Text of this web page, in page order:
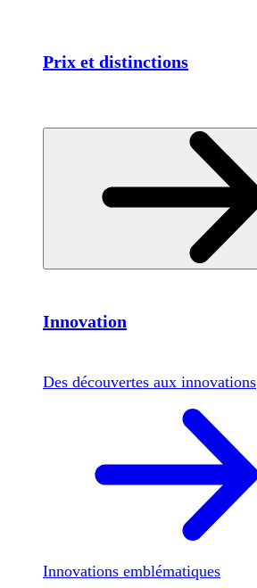
Prix et distinctions
Innovation
Des découvertes aux innovations
Innovations emblématiques